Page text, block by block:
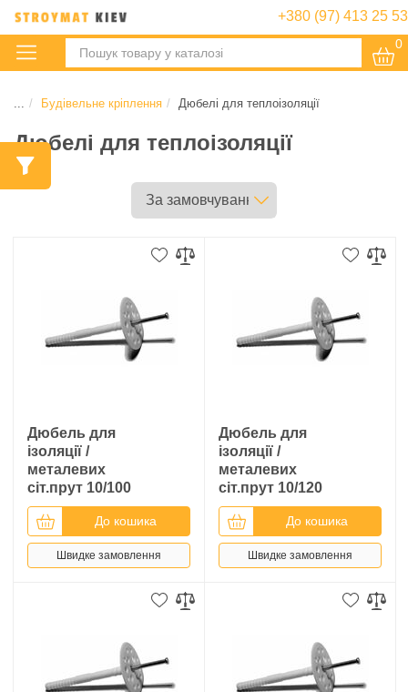
+380 (97) 413 25 53
0
Будівельне кріплення Дюбелі для теплоізоляції
Дюбелі для теплоізоляції
Дюбель для
ізоляції /
металевих
сіт.прут 10/100
До кошика
Швидке замовлення
Дюбель для
ізоляції /
металевих
сіт.прут 10/120
До кошика
Швидке замовлення